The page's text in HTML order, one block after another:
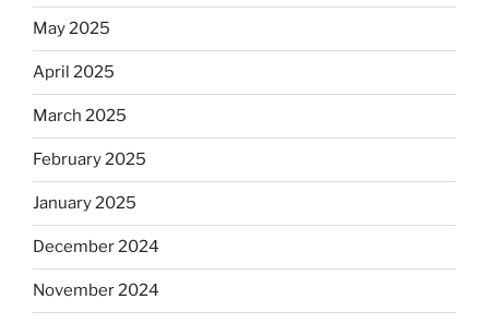
May 2025
April 2025
March 2025
February 2025
January 2025
December 2024
November 2024